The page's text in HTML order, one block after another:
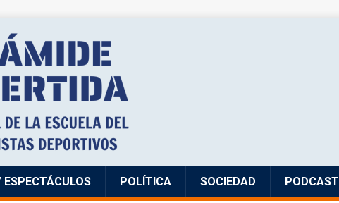
ESPECTÁCULOS POLÍTICA SOCIEDAD PODCAST